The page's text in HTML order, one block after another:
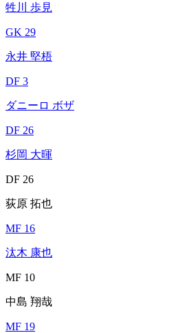
牲川 歩見
GK 29
永井 堅梧
DF 3
ダニーロ ボザ
DF 26
杉岡 大暉
DF 26
荻原 拓也
MF 16
汰木 康也
MF 10
中島 翔哉
MF 19